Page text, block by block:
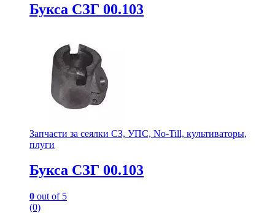
Букса СЗГ 00.103
Запчасти за сеялки СЗ, УПС, No-Till, культиваторы,
плуги
Букса СЗГ 00.103
0 out of 5
(0)